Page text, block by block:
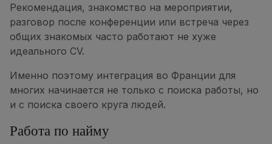
Рекомендация, знакомство на мероприятии,
разговор после конференции или встреча через
общих знакомых часто работают не хуже
идеального CV.
Именно поэтому интеграция во Франции для
многих начинается не только с поиска работы, но
и с поиска своего круга людей.
Работа по найму